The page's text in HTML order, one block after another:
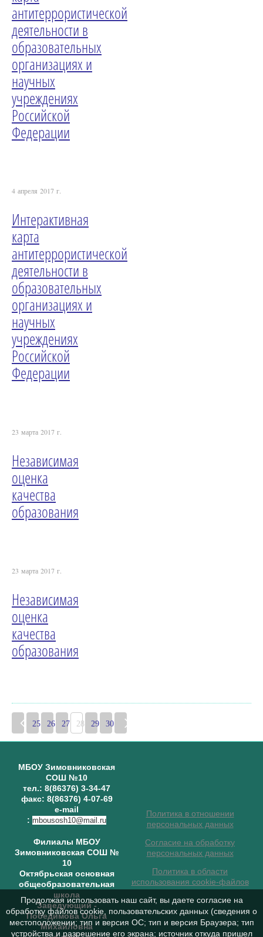
антитеррористической
деятельности в
образовательных
организациях и
научных
учреждениях
Российской
Федерации
4 апреля 2017 г.
Интерактивная
карта
антитеррористической
деятельности в
образовательных
организациях и
научных
учреждениях
Российской
Федерации
23 марта 2017 г.
Независимая
оценка
качества
образования
23 марта 2017 г.
Независимая
оценка
качества
образования
25 26 27 28 29 30
МБОУ Зимовниковская
СОШ №10
тел.: 8(86376) 3-34-47
факс: 8(86376) 4-07-69
e-mail
: mbousosh10@mail.ru
Филиалы МБОУ
Зимовниковская СОШ №
10
Октябрьская основная
общеобразовательная
школа
Заведующий-
Победимова Ольга
Михайловна
Политика в отношении
персональных данных
Согласие на обработку
персональных данных
Политика в области
использования cookie-файлов
Продолжая использовать наш сайт, вы даете согласие на
обработку файлов cookie, пользовательских данных (сведения о
местоположении; тип и версия ОС; тип и версия Браузера; тип
устройства и разрешение его экрана; источник откуда пришел